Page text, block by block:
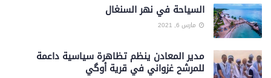
السياحة في نهر السنغال
مارس 6, 2021
مدير المعادن ينظم تظاهرة سياسية داعمة
للمرشح غزواني في قرية أوگي